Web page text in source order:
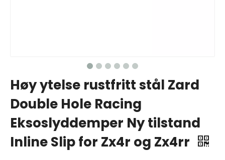
Høy ytelse rustfritt stål Zard
Double Hole Racing
Eksoslyddemper Ny tilstand
Inline Slip for Zx4r og Zx4rr